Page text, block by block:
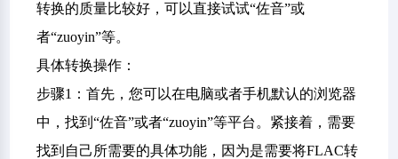
转换的质量比较好，可以直接试试“佐音”或
者“zuoyin”等。
具体转换操作：
步骤1：首先，您可以在电脑或者手机默认的浏览器
中，找到“佐音”或者“zuoyin”等平台。紧接着，需要
找到自己所需要的具体功能，因为是需要将FLAC转